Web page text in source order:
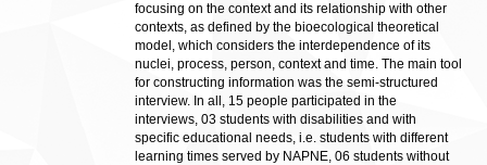
focusing on the context and its relationship with other
contexts, as defined by the bioecological theoretical
model, which considers the interdependence of its
nuclei, process, person, context and time. The main tool
for constructing information was the semi-structured
interview. In all, 15 people participated in the
interviews, 03 students with disabilities and with
specific educational needs, i.e. students with different
learning times served by NAPNE, 06 students without